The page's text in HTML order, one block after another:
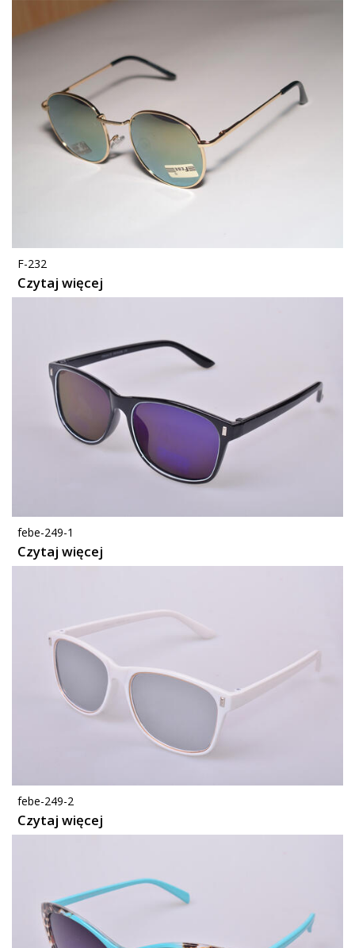
F-232
Czytaj więcej
febe-249-1
Czytaj więcej
febe-249-2
Czytaj więcej